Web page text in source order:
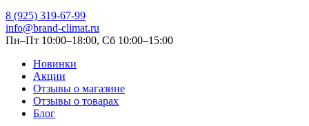
8 (925) 319-67-99
info@brand-climat.ru
Пн–Пт 10:00–18:00, Сб 10:00–15:00
Новинки
Акции
Отзывы о магазине
Отзывы о товарах
Блог